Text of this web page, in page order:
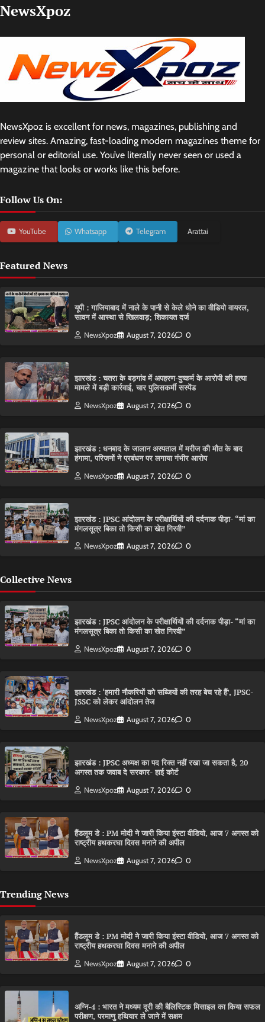
NewsXpoz
NewsXpoz is excellent for news, magazines, publishing and
review sites. Amazing, fast-loading modern magazines theme for
personal or editorial use. You’ve literally never seen or used a
magazine that looks or works like this before.
Follow Us On:
YouTube Whatsapp Telegram Arattai
Featured News
यूपी : गाजियाबाद में नाले के पानी से केले धोने का वीडियो वायरल,
सावन में आस्था से खिलवाड़; शिकायत दर्ज
NewsXpoz August 7, 2026 0
झारखंड : चतरा के बड़गांव में अपहरण-दुष्कर्म के आरोपी की हत्या
मामले में बड़ी कार्रवाई, चार पुलिसकर्मी सस्पेंड
NewsXpoz August 7, 2026 0
झारखंड : धनबाद के जालान अस्पताल में मरीज की मौत के बाद
हंगामा, परिजनों ने प्रबंधन पर लगाया गंभीर आरोप
NewsXpoz August 7, 2026 0
झारखंड : JPSC आंदोलन के परीक्षार्थियों की दर्दनाक पीड़ा- “मां का
मंगलसूत्र बिका तो किसी का खेत गिरवी”
NewsXpoz August 7, 2026 0
Collective News
झारखंड : JPSC आंदोलन के परीक्षार्थियों की दर्दनाक पीड़ा- “मां का
मंगलसूत्र बिका तो किसी का खेत गिरवी”
NewsXpoz August 7, 2026 0
झारखंड : ‘हमारी नौकरियों को सब्जियों की तरह बेच रहे हैं’, JPSC-
JSSC को लेकर आंदोलन तेज
NewsXpoz August 7, 2026 0
झारखंड : JPSC अध्यक्ष का पद रिक्त नहीं रखा जा सकता है, 20
अगस्त तक जवाब दे सरकार- हाई कोर्ट
NewsXpoz August 7, 2026 0
हैंडलूम डे : PM मोदी ने जारी किया इंस्टा वीडियो, आज 7 अगस्त को
राष्ट्रीय हथकरघा दिवस मनाने की अपील
NewsXpoz August 7, 2026 0
Trending News
हैंडलूम डे : PM मोदी ने जारी किया इंस्टा वीडियो, आज 7 अगस्त को
राष्ट्रीय हथकरघा दिवस मनाने की अपील
NewsXpoz August 7, 2026 0
अग्नि-4 : भारत ने मध्यम दूरी की बैलिस्टिक मिसाइल का किया सफल
परीक्षण, परमाणु हथियार ले जाने में सक्षम